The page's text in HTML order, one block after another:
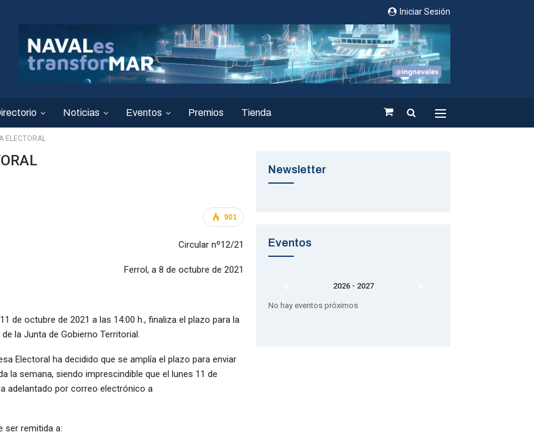
Iniciar Sesión
Noticias Eventos Premios Tienda
ELECTORAL
901
Circular nº12/21
Ferrol, a 8 de octubre de 2021
de octubre de 2021 a las 14:00 h., finaliza el plazo para la
la Junta de Gobierno Territorial.
Electoral ha decidido que se amplía el plazo para enviar
la semana, siendo imprescindible que el lunes 11 de
adelantado por correo electrónico a
ser remitida a:
Newsletter
Eventos
2026 - 2027
No hay eventos próximos